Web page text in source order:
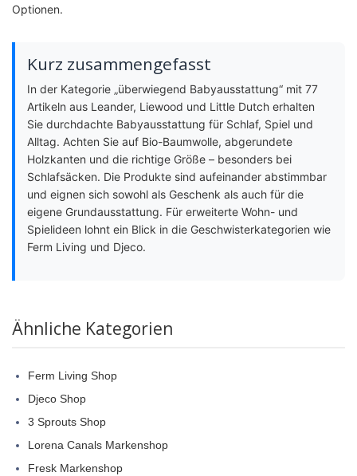
Optionen.
Kurz zusammengefasst
In der Kategorie „überwiegend Babyausstattung“ mit 77
Artikeln aus Leander, Liewood und Little Dutch erhalten
Sie durchdachte Babyausstattung für Schlaf, Spiel und
Alltag. Achten Sie auf Bio-Baumwolle, abgerundete
Holzkanten und die richtige Größe – besonders bei
Schlafsäcken. Die Produkte sind aufeinander abstimmbar
und eignen sich sowohl als Geschenk als auch für die
eigene Grundausstattung. Für erweiterte Wohn- und
Spielideen lohnt ein Blick in die Geschwisterkategorien wie
Ferm Living und Djeco.
Ähnliche Kategorien
Ferm Living Shop
Djeco Shop
3 Sprouts Shop
Lorena Canals Markenshop
Fresk Markenshop